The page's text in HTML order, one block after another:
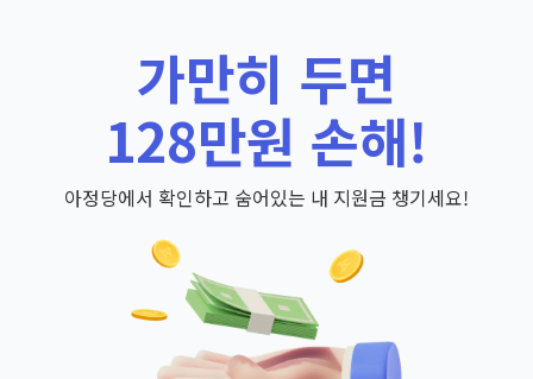
가만히 두면
128만원 손해!
아정당에서 확인하고 숨어있는 내 지원금 챙기세요!